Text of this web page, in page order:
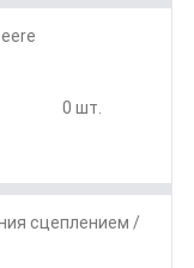
0 шт.
сцеплением /